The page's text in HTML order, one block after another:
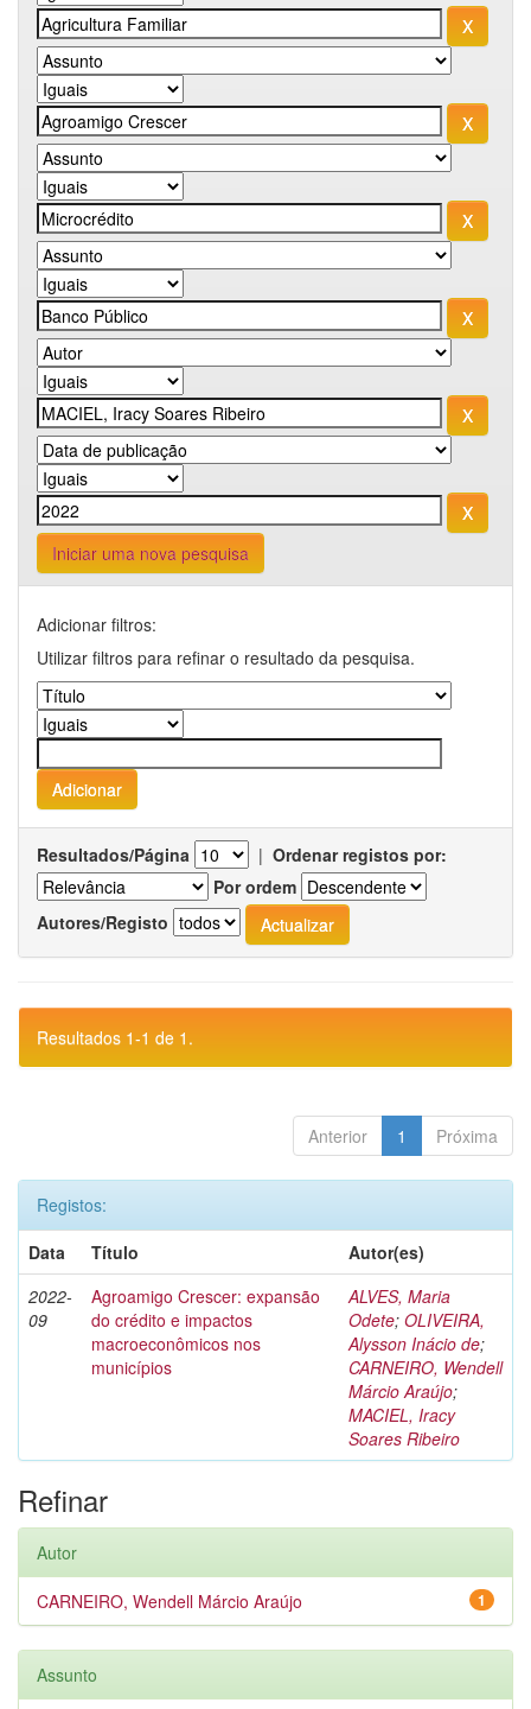
Iniciar uma nova pesquisa
Adicionar filtros:
Utilizar filtros para refinar o resultado da pesquisa.
Resultados/Página | Ordenar registos por:
Por ordem
Autores/Registo
Resultados 1-1 de 1.
Anterior 1 Próxima
Registos:
Data
Título
Autor(es)
2022-
09
Agroamigo Crescer: expansão
do crédito e impactos
macroeconômicos nos
municípios
ALVES, Maria
Odete; OLIVEIRA,
Alysson Inácio de;
CARNEIRO, Wendell
Márcio Araújo;
MACIEL, Iracy
Soares Ribeiro
Refinar
Autor
1
CARNEIRO, Wendell Márcio Araújo
Assunto